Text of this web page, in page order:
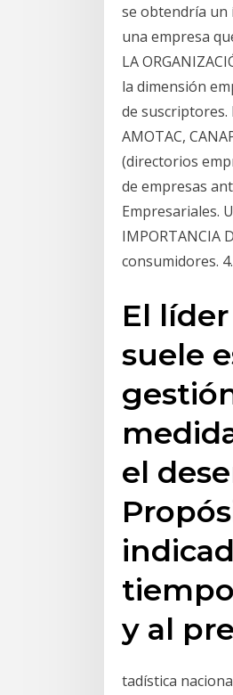
se obtendría un
una empresa
LA
la dimensión
de suscriptores.
AMOTAC,
(directorios
de empresas
Empresariales.
IMPORTANCIA
consumidores.
El
suele
el
y al
tadística